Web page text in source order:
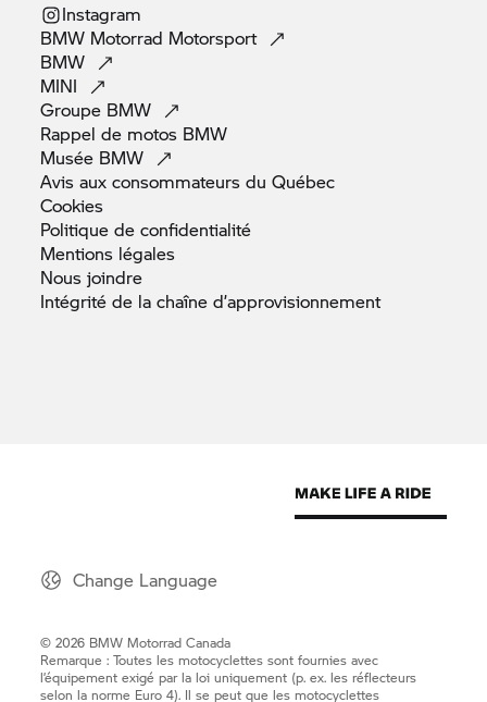
Instagram
BMW Motorrad Motorsport
BMW
MINI
Groupe BMW
Rappel de motos BMW
Musée BMW
Avis aux consommateurs duQuébec
Cookies
Politique deconfidentialité
Mentions légales
Nousjoindre
Intégrité de la chaîned’approvisionnement
Change Language
© 2026 BMW Motorrad Canada
Remarque : Toutes les motocyclettes sont fournies avec
l’équipement exigé par la loi uniquement (p. ex. les réflecteurs
selon la norme Euro 4). Il se peut que les motocyclettes